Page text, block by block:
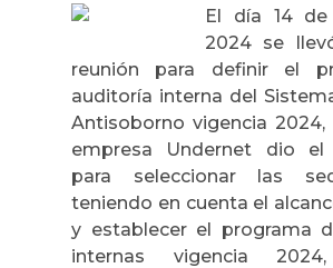
El día 14
2024 se
reunión para definir el
auditoría interna del
Antisoborno vigencia 2024,
empresa Undernet dio el
para seleccionar las
teniendo en cuenta el
y establecer el programa
internas vigencia